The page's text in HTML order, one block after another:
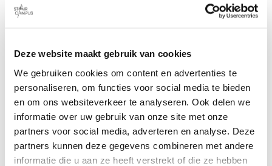
Deze website maakt gebruik van cookies
We gebruiken cookies om content en advertenties te
personaliseren, om functies voor social media te bieden
en om ons websiteverkeer te analyseren. Ook delen we
informatie over uw gebruik van onze site met onze
partners voor social media, adverteren en analyse. Deze
partners kunnen deze gegevens combineren met andere
informatie die u aan ze heeft verstrekt of die ze hebben
Actie en ontspanning
Na de lunch was het tijd voor actie! Tijdens een
tandemtocht door het Limburgse landschap
werden er allerlei (groeps-)opdrachten gedaan
en vragen beantwoord. Uiteraard was er voor
de winnaars een prijs én een medaille. De dag
werd afgesloten met een heerlijke BBQ en
feest.